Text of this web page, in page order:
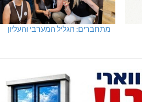
מתחברים: הגליל המערבי והעליון